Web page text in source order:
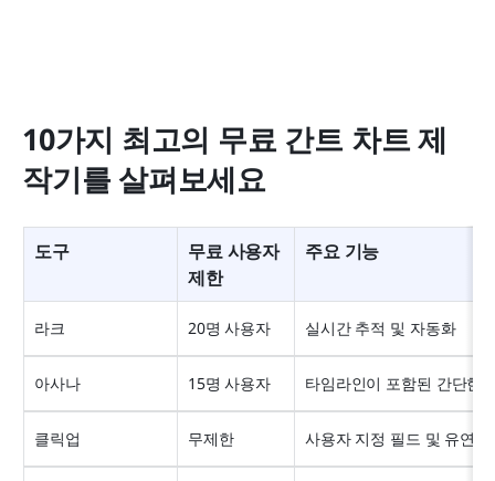
10가지 최고의 무료 간트 차트 제
작기를 살펴보세요
도구
무료 사용자
제한
주요 기능
라크 20명 사용자 실시간 추적 및 자동화
아사나 15명 사용자 타임라인이 포함된 간단한
클릭업 무제한 사용자 지정 필드 및 유연성